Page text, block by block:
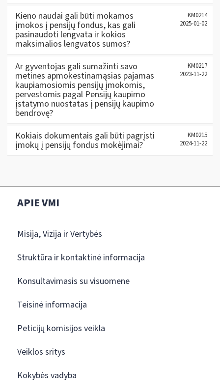
Kieno naudai gali būti mokamos
įmokos į pensijų fondus, kas gali
pasinaudoti lengvata ir kokios
maksimalios lengvatos sumos?
KM0214
2025-01-02
Ar gyventojas gali sumažinti savo
metines apmokestinamąsias pajamas
kaupiamosiomis pensijų įmokomis,
pervestomis pagal Pensijų kaupimo
įstatymo nuostatas į pensijų kaupimo
bendrovę?
KM0217
2023-11-22
Kokiais dokumentais gali būti pagrįsti
įmokų į pensijų fondus mokėjimai?
KM0215
2024-11-22
APIE VMI
Misija, Vizija ir Vertybės
Struktūra ir kontaktinė informacija
Konsultavimasis su visuomene
Teisinė informacija
Peticijų komisijos veikla
Veiklos sritys
Kokybės vadyba